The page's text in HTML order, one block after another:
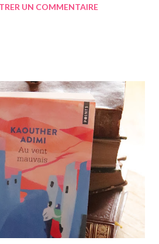
en 2023, "Yellowface", a été
Yale et vivent à Washington. La
à la fac, dont les écrits ont été
tandis que notre protagoniste June
les deux jeunes femmes boivent
appartement de Athena, celle-ci
et meurt éto...
UN COMMENTAIRE